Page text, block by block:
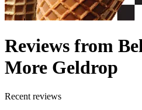
Reviews from
More Geldrop
Recent reviews